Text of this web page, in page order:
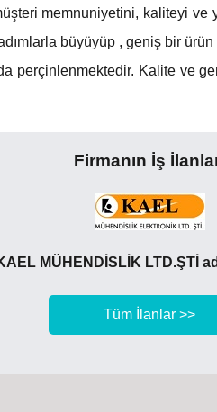
memnuniyetini, kaliteyi
büyüyüp , geniş bir
perçinlenmektedir. Kalite ve
Firmanın İş
MÜHENDİSLİK LTD.ŞTİ
Tüm İlanlar >>